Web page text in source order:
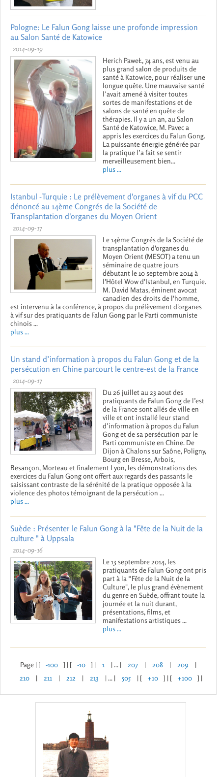
Pologne: Le Falun Gong laisse une profonde impression
au Salon Santé de Katowice
2014-09-19
Herich PaweŁ, 74 ans, est venu au
plus grand salon de produits de
santé à Katowice, pour réaliser une
longue quête. Une mauvaise santé
l’avait amené à visiter toutes
sortes de manifestations et de
salons de santé en quête de
thérapies. Il y a un an, au Salon
Santé de Katowice, M. Pavec a
appris les exercices du Falun Gong.
La puissante énergie générée par
la pratique l’a fait se sentir
merveilleusement bien...
plus ...
Istanbul -Turquie : Le prélèvement d'organes à vif du PCC
dénoncé au 14ème Congrés de la Société de
Transplantation d'organes du Moyen Orient
2014-09-17
Le 14ème Congrés de la Société de
transplantation d'organes du
Moyen Orient (MESOT) a tenu un
séminaire de quatre jours
débutant le 10 septembre 2014 à
l'Hôtel Wow d'Istanbul, en Turquie.
M. David Matas, éminent avocat
canadien des droits de l'homme,
est intervenu à la conférence, à propos du prélèvement d'organes
à vif sur des pratiquants de Falun Gong par le Parti communiste
chinois ...
plus ...
Un stand d’information à propos du Falun Gong et de la
persécution en Chine parcourt le centre-est de la France
2014-09-17
Du 26 juillet au 23 aout des
pratiquants de Falun Gong de l’est
de la France sont allés de ville en
ville et ont installé leur stand
d’information à propos du Falun
Gong et de sa persécution par le
Parti communiste en Chine. De
Dijon à Chalons sur Saône, Poligny,
Bourg en Bresse, Arbois,
Besançon, Morteau et finalement Lyon, les démonstrations des
exercices du Falun Gong ont offert aux regards des passants le
saisissant contraste de la sérénité de la pratique opposée à la
violence des photos témoignant de la persécution ...
plus ...
Suède : Présenter le Falun Gong à la "Fête de la Nuit de la
culture " à Uppsala
2014-09-16
Le 13 septembre 2014, les
pratiquants de Falun Gong ont pris
part à la “Fête de la Nuit de la
Culture", le plus grand évènement
du genre en Suède, offrant toute la
journée et la nuit durant,
présentations, films, et
manifestations artistiques ...
plus ...
Page | [ -100 ] | [ -10 ] | 1 | ... | 207 | 208 | 209
|
210
| 211 | 212 | 213 | ... | 505 | [ +10 ] | [ +100 ] |